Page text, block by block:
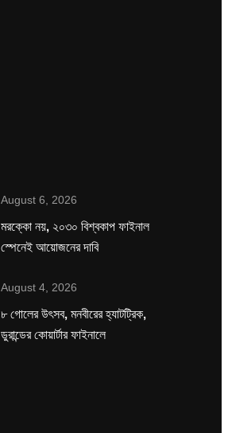
August 6, 2026
মরক্কো নয়, ২০৩০ বিশ্বকাপ ফাইনাল
স্পেনেই আয়োজনের দাবি
August 4, 2026
৮ গোলের উৎসব, মনবীরের হ্যাটট্রিক,
ডুরান্ডের কোয়ার্টার ফাইনালে